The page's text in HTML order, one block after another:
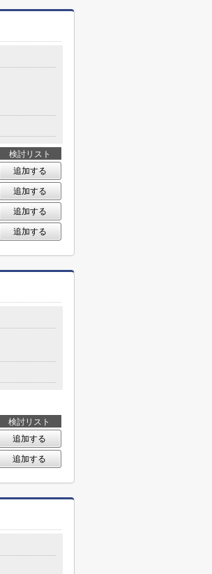
検討リスト
追加する
追加する
追加する
追加する
検討リスト
追加する
追加する